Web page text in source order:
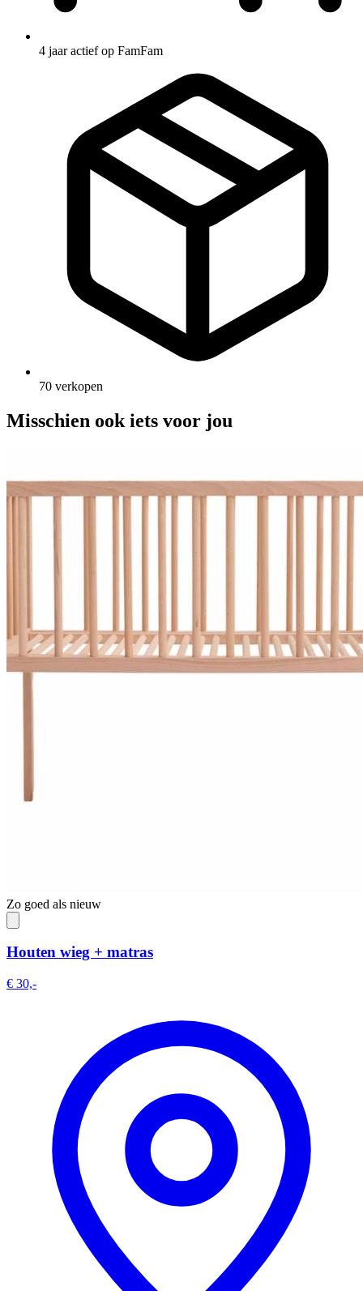
4 jaar actief op FamFam
70 verkopen
Misschien ook iets voor jou
Zo goed als nieuw
Houten wieg + matras
€ 30,-